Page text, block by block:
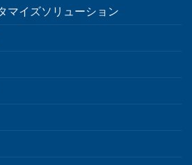
マイズソリューション